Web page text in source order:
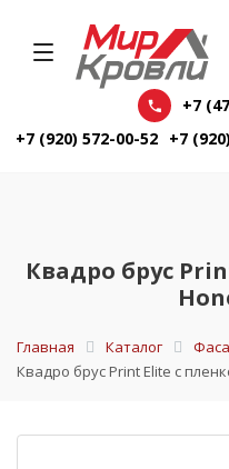
+7
+7 (920) 572-00-52 +7
Квадро брус
Главная Каталог
Квадро брус Print Elite с